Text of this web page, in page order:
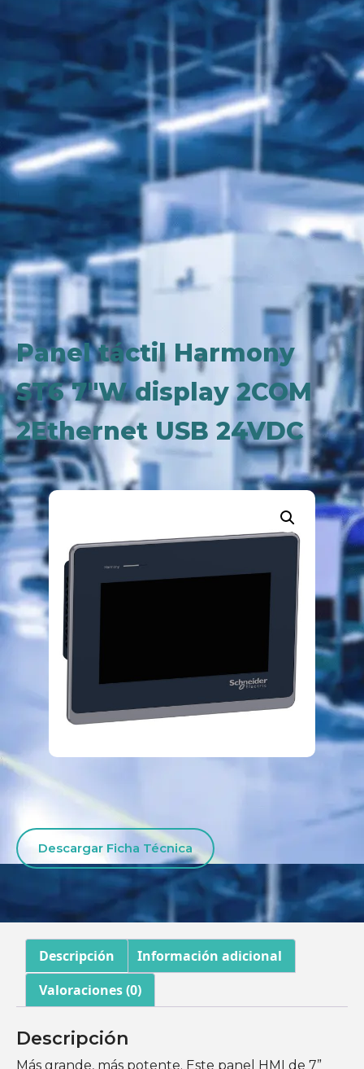
Panel táctil Harmony
ST6 7″W display 2COM
2Ethernet USB 24VDC
Descargar Ficha Técnica
Descripción
Información adicional
Valoraciones (0)
Descripción
Más grande, más potente. Este panel HMI de 7”